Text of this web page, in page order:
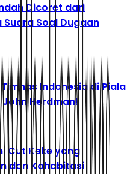
Dicoret dari
Suara Soal Dugaan
Indonesia di Piala
John Herdman!
Cut Keke yang
dan Kohabitasi